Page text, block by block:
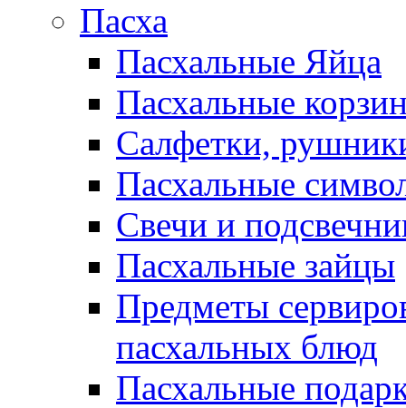
Пасха
Пасхальные Яйца
Пасхальные
Салфетки,
Пасхальные
Свечи и
Пасхальные зайцы
Предметы
пасхальных блюд
Пасхальные